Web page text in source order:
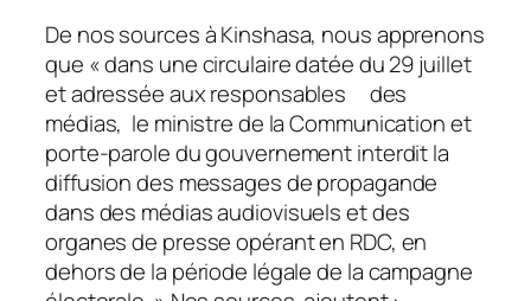
De nos sources à Kinshasa, nous apprenons
que « dans une circulaire datée du 29 juillet
et adressée aux responsables des
médias, le ministre de la Communication et
porte-parole du gouvernement interdit la
diffusion des messages de propagande
dans des médias audiovisuels et des
organes de presse opérant en RDC, en
dehors de la période légale de la campagne